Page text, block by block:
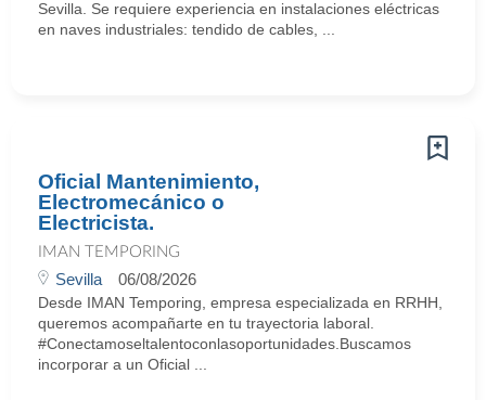
Sevilla. Se requiere experiencia en instalaciones eléctricas
en naves industriales: tendido de cables, ...
Oficial Mantenimiento,
Electromecánico o
Electricista.
IMAN TEMPORING
Sevilla 06/08/2026
Desde IMAN Temporing, empresa especializada en RRHH,
queremos acompañarte en tu trayectoria laboral.
#Conectamoseltalentoconlasoportunidades.Buscamos
incorporar a un Oficial ...